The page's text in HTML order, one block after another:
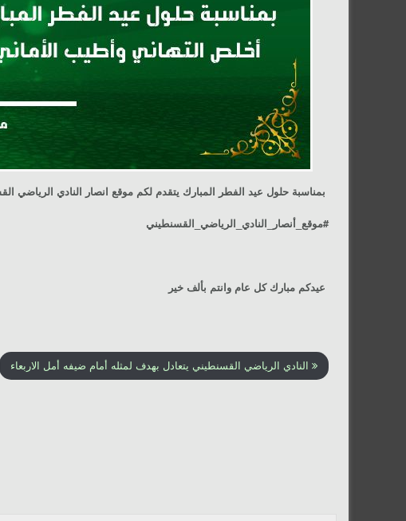
بمناسبة حلول عيد الفطر المبارك يتقدم لكم موقع انصار النادي الرياضي
#موقع_أنصار_النادي_الرياضي_القسنطيني
عيدكم مبارك كل عام وانتم بألف خير
النادي الرياضي القسنطيني يتعادل بهدف لمثله أمام ضيفه أمل الاربعاء